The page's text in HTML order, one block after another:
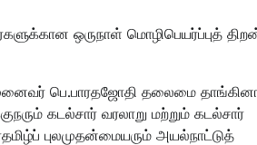
ஒருநாள் மொழிபெயர்ப்புத்
முனைவர் பெ.பாரதஜோதி தலைமை
கடல்சார் வரலாறு மற்றும் கடல்சார்
புலமுதன்மையரும் அயல்நாட்டுத்